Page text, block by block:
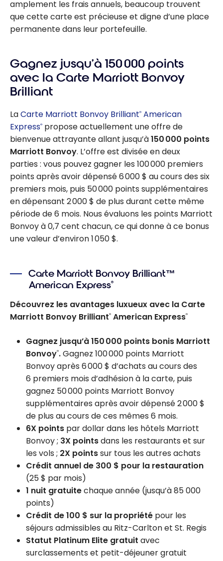
amplement les frais annuels, beaucoup trouvent
que cette carte est précieuse et digne d’une place
permanente dans leur portefeuille.
Gagnez jusqu’à 150 000 points
avec la Carte Marriott Bonvoy
Brilliant
LaCarte Marriott Bonvoy Brilliant® American
Express® propose actuellement une offre de
bienvenue attrayante allant jusqu’à150 000 points
Marriott Bonvoy. L’offre est divisée en deux
parties : vous pouvez gagner les 100 000 premiers
points après avoir dépensé 6 000 $ au cours des six
premiers mois, puis 50 000 points supplémentaires
en dépensant 2 000 $ de plus durant cette même
période de 6 mois. Nous évaluons les points Marriott
Bonvoy à 0,7 cent chacun, ce qui donne à ce bonus
une valeur d’environ 1 050 $.
Carte Marriott Bonvoy Brilliant™
American Express®
Découvrez les avantages luxueux avec la Carte
Marriott Bonvoy Brilliant® American Express®
Gagnez jusqu’à 150 000 points bonis Marriott
Bonvoy®.Gagnez 100 000 points Marriott
Bonvoy après 6 000 $ d’achats au cours des
6 premiers mois d’adhésion à la carte, puis
gagnez 50 000 points Marriott Bonvoy
supplémentaires après avoir dépensé 2 000 $
de plus au cours de ces mêmes 6 mois.
6X points par dollar dans les hôtels Marriott
Bonvoy ; 3X pointsdans les restaurants et sur
les vols ; 2X pointssur tous les autres achats
Crédit annuel de 300 $ pour la restauration
(25 $ par mois)
1 nuit gratuitechaque année (jusqu’à 85 000
points)
Crédit de 100 $ sur la propriété pour les
séjours admissibles au Ritz-Carlton et St. Regis
Statut Platinum Elite gratuit avec
surclassements et petit-déjeuner gratuit